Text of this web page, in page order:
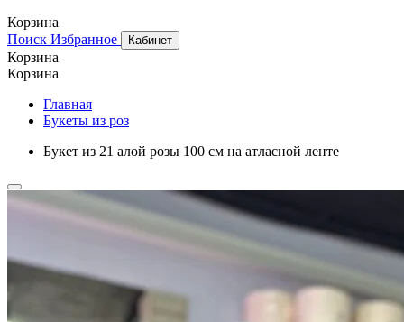
Корзина
Поиск Избранное Кабинет
Корзина
Корзина
Главная
Букеты из роз
Букет из 21 алой розы 100 см на атласной ленте